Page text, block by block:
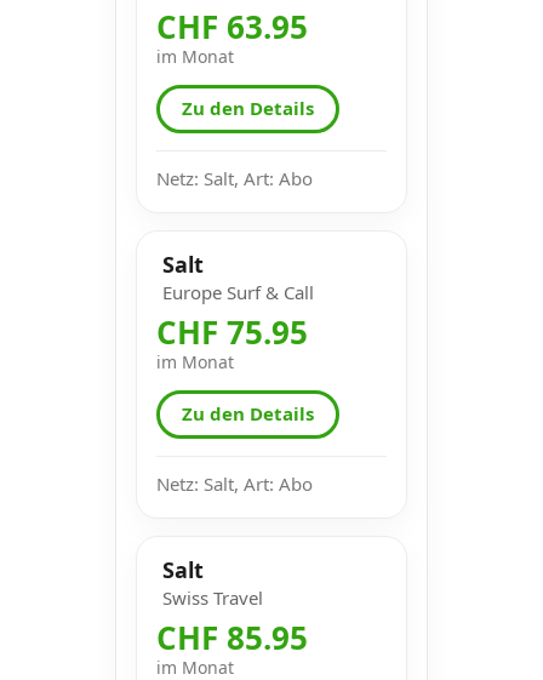
CHF 63.95
im Monat
Zu den Details
Netz: Salt, Art: Abo
Salt
Europe Surf & Call
CHF 75.95
im Monat
Zu den Details
Netz: Salt, Art: Abo
Salt
Swiss Travel
CHF 85.95
im Monat